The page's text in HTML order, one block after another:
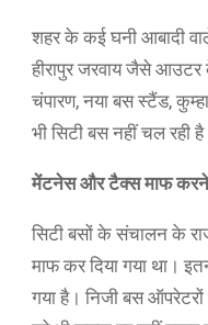
शहर के कई घनी आबादी
हीरापुर जरवाय जैसे आउटर
चंपारण, नया बस स्टैंड,
भी सिटी बस नहीं चल रही
मेंटनेस और टैक्स माफ करने
सिटी बसों के संचालन के
माफ कर दिया गया था।
गया है। निजी बस